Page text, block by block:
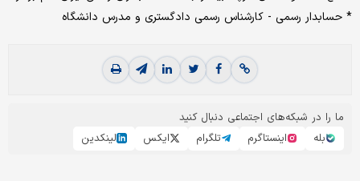
* حسابدار رسمی - کارشناس رسمی دادگستری و مدرس دانشگاه
ما را در شبکه‌های اجتماعی دنبال کنید
بله
اینستاگرم تلگرام ایکس لینکدین